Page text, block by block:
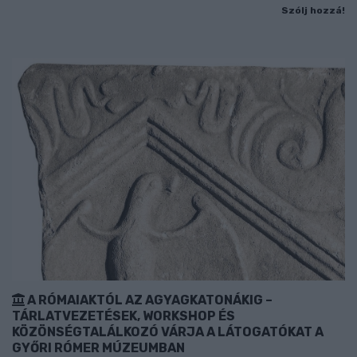
Szólj hozzá!
A RÓMAIAKTÓL AZ AGYAGKATONÁKIG –
TÁRLATVEZETÉSEK, WORKSHOP ÉS
KÖZÖNSÉGTALÁLKOZÓ VÁRJA A LÁTOGATÓKAT A
GYŐRI RÓMER MÚZEUMBAN